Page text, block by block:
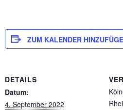
ZUM KALENDER
DETAILS
Datum:
4. September 2022